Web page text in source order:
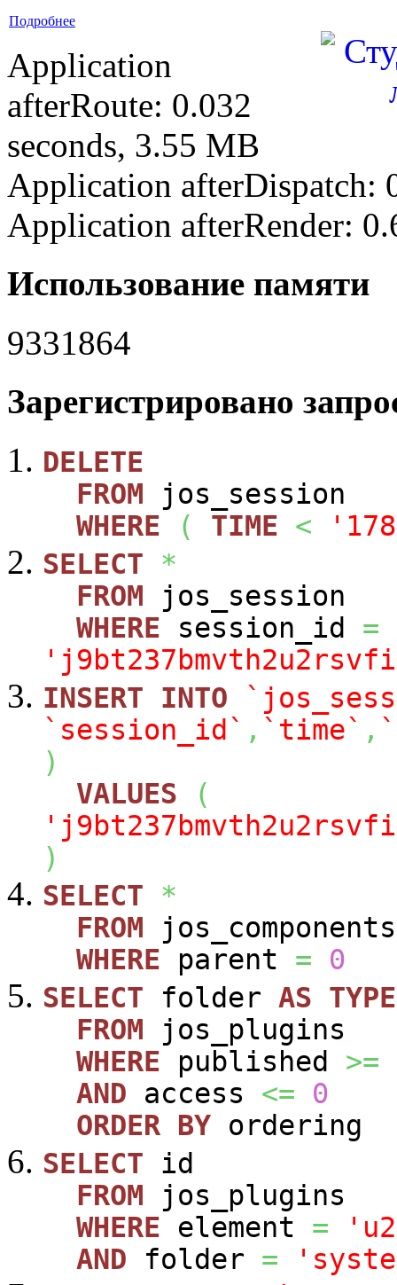
Подробнее
Application
afterRoute: 0.032
seconds, 3.55 MB
Application afterDispatch:
Application afterRender:
Использование памяти
9331864
Зарегистрировано
DELETE
FROM jos_session
WHERE
( TIME <
SELECT
*
FROM jos_session
WHERE session_id =
INSERT
INTO
`session_id` , `time` ,
)
VALUES
(
)
SELECT
*
FROM jos_components
WHERE parent =
0
SELECT folder AS TYPE
FROM jos_plugins
WHERE published >=
AND access <=
0
ORDER BY ordering
SELECT id
FROM jos_plugins
WHERE element =
AND folder =